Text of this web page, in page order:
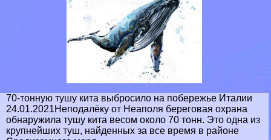
70-тонную тушу кита выбросило на побережье Италии
24.01.2021Неподалёку от Неаполя береговая охрана
обнаружила тушу кита весом около 70 тонн. Это одна из
крупнейших туш, найденных за все время в районе